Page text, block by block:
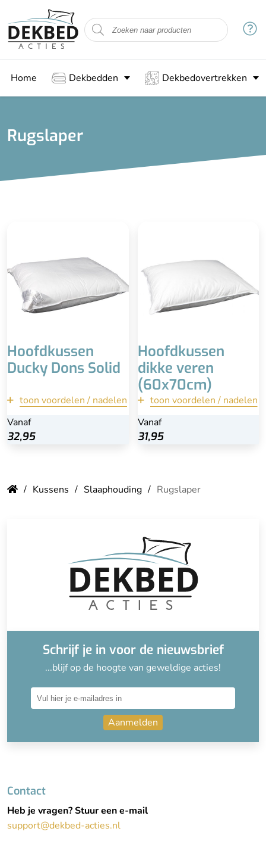
Home Dekbedden Dekbedovertrekken
Rugslaper
Hoofdkussen
Ducky Dons Solid
toon voordelen / nadelen
Vanaf
32,95
Anti-allergisch
Dik kussen
Losse inhoud, is te
vormen en te kneden
Bekijk
Hoofdkussen
dikke veren
(60x70cm)
toon voordelen / nadelen
Vanaf
31,95
Geschikt voor iedere
lighouding
Bekijk
Kussens Slaaphouding Rugslaper
Schrijf je in voor de nieuwsbrief
...blijf op de hoogte van geweldige acties!
Aanmelden
Contact
Heb je vragen? Stuur een e-mail
support@dekbed-acties.nl